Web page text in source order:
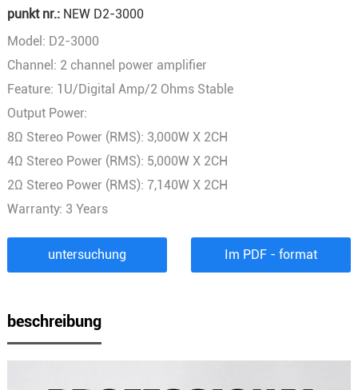
punkt nr.:NEW D2-3000
Model: D2-3000
Channel: 2 channel power amplifier
Feature: 1U/Digital Amp/2 Ohms Stable
Output Power:
8Ω Stereo Power (RMS): 3,000W X 2CH
4Ω Stereo Power (RMS): 5,000W X 2CH
2Ω Stereo Power (RMS): 7,140W X 2CH
Warranty: 3 Years
untersuchung Im PDF - format
beschreibung